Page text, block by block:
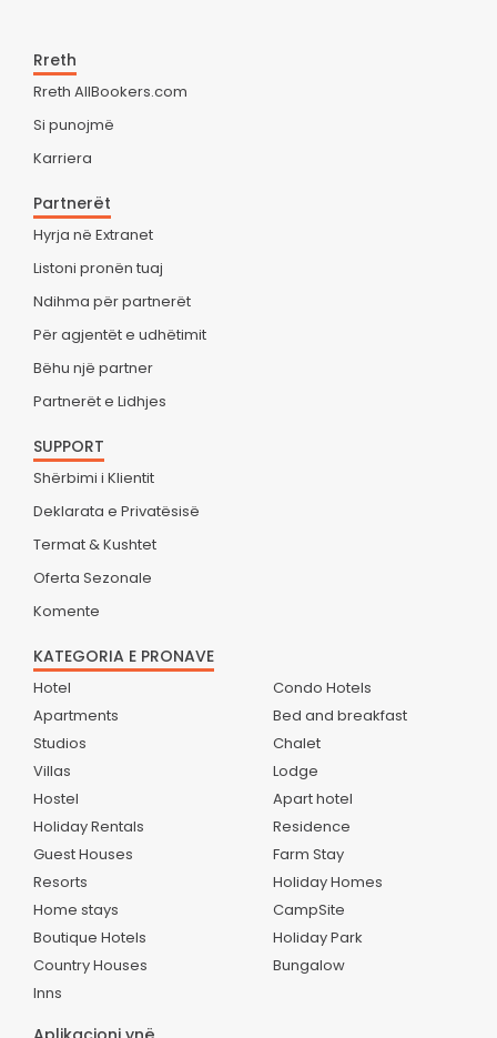
Rreth
Rreth AllBookers.com
Si punojmë
Karriera
Partnerët
Hyrja në Extranet
Listoni pronën tuaj
Ndihma për partnerët
Për agjentët e udhëtimit
Bëhu një partner
Partnerët e Lidhjes
SUPPORT
Shërbimi i Klientit
Deklarata e Privatësisë
Termat & Kushtet
Oferta Sezonale
Komente
KATEGORIA E PRONAVE
Hotel
Apartments
Studios
Villas
Hostel
Holiday Rentals
Guest Houses
Resorts
Home stays
Boutique Hotels
Country Houses
Inns
Condo Hotels
Bed and breakfast
Chalet
Lodge
Apart hotel
Residence
Farm Stay
Holiday Homes
CampSite
Holiday Park
Bungalow